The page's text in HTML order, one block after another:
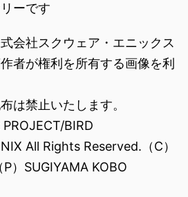
ーです
会社スクウェア・エニックス
者が権利を所有する画像を利
は禁止いたします。
PROJECT/BIRD
All Rights Reserved.（C）
）SUGIYAMA KOBO